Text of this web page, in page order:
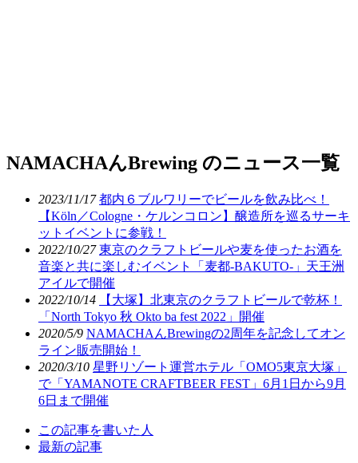
NAMACHAんBrewing のニュース一覧
2023/11/17 都内６ブルワリーでビールを飲み比べ！
【Köln／Cologne・ケルンコロン】醸造所を巡るサーキ
ットイベントに参戦！
2022/10/27 東京のクラフトビールや麦を使ったお酒を
音楽と共に楽しむイベント「麦都-BAKUTO-」天王洲
アイルで開催
2022/10/14
【大塚】北東京のクラフトビールで乾杯！
「North Tokyo 秋 Okto ba fest 2022」開催
2020/5/9 NAMACHAんBrewingの2周年を記念してオン
ライン販売開始！
2020/3/10 星野リゾート運営ホテル「OMO5東京大塚」
で「YAMANOTE CRAFTBEER FEST」6月1日から9月
6日まで開催
following
この記事を書いた人
最新の記事